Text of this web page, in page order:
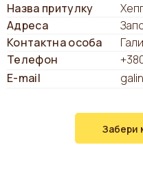
Назва притулку
Адреса
Контактна особа
Телефон
E-mail
Забери